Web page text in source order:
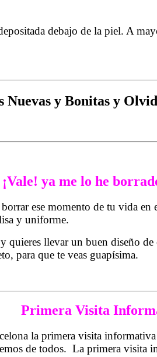
debajo de la piel. A
Nuevas y Bonitas y
¡Vale! ya me lo he
ese momento de tu vida
y uniforme.
llevar un buen diseño
para que te veas guapísima.
Primera Visita
la primera visita
de todos. La primera